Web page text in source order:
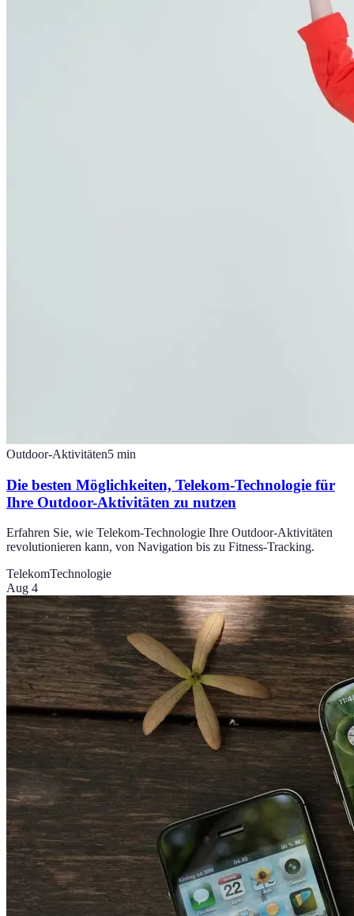
Outdoor-Aktivitäten5 min
Die besten Möglichkeiten, Telekom-Technologie für
Ihre Outdoor-Aktivitäten zu nutzen
Erfahren Sie, wie Telekom-Technologie Ihre Outdoor-Aktivitäten
revolutionieren kann, von Navigation bis zu Fitness-Tracking.
TelekomTechnologie
Aug 4